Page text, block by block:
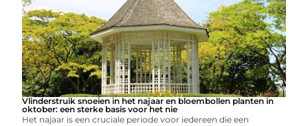
Vlinderstruik snoeien in het najaar en bloembollen planten in
oktober: een sterke basis voor het nie
Het najaar is een cruciale periode voor iedereen die een